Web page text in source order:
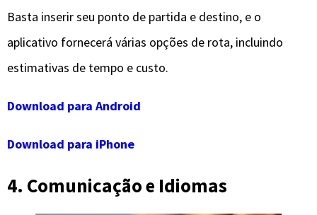
Basta inserir seu ponto de partida e destino, e o
aplicativo fornecerá várias opções de rota, incluindo
estimativas de tempo e custo.
Download para Android
Download para iPhone
4. Comunicação e Idiomas